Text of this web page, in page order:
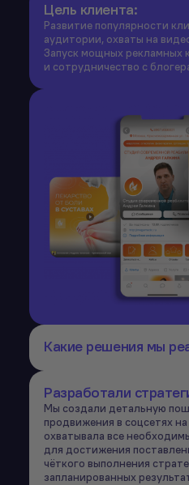
Цель клиента:
Развитие популярности
аудитории, охваты на
Запуск мощных рекламных
и сотрудничество с
Какие решения мы
Разработали
Мы создали детальную
продвижения в соцсетях
охватывала все
для достижения
чёткого выполнения
запланированных